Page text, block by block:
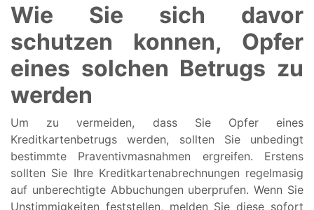
Wie Sie sich davor
schutzen konnen, Opfer
eines solchen Betrugs zu
werden
Um zu vermeiden, dass Sie Opfer eines
Kreditkartenbetrugs werden, sollten Sie unbedingt
bestimmte Praventivmasnahmen ergreifen. Erstens
sollten Sie Ihre Kreditkartenabrechnungen regelmasig
auf unberechtigte Abbuchungen uberprufen. Wenn Sie
Unstimmigkeiten feststellen, melden Sie diese sofort